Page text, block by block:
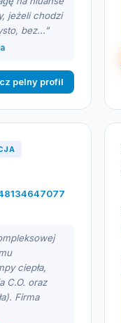
jeżeli chodzi
bez..."
pelny profil
ciepła,
C.O. oraz
Firma